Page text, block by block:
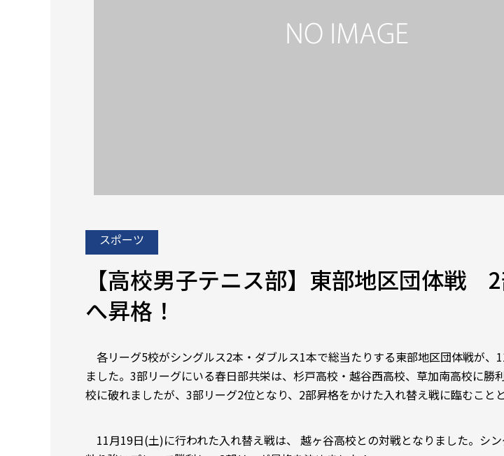
スポーツ
【高校男子テニス部】東部地区団体戦
へ昇格！
各リーグ5校がシングルス2本・ダブルス1本で総当たりする東部地区団体戦が、
ました。3部リーグにいる春日部共栄は、杉戸高校・越谷西高校、草加南高校に勝
校に破れましたが、3部リーグ2位となり、2部昇格をかけた入れ替え戦に臨むこと
11月19日(土)に行われた入れ替え戦は、 越ヶ谷高校との対戦となりました。シ